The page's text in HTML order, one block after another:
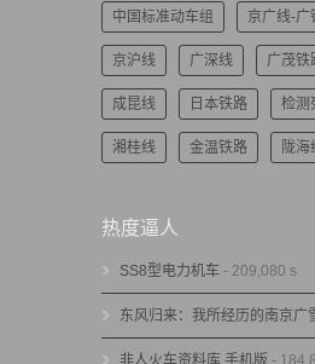
中国标准动车组 京广线-广
京沪线 广深线 广茂铁
成昆线 日本铁路 检测
湘桂线 金温铁路 陇海
热度逼人
SS8型电力机车 - 209,080 s
东风归来：我所经历的南京广